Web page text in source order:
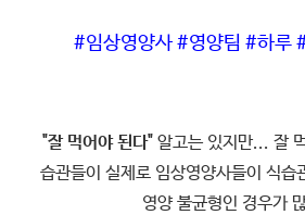
#임상영양사 #영양팀 #하루
"잘 먹어야 된다" 알고는 있지만... 잘
습관들이 실제로 임상영양사들이 식습
영양 불균형인 경우가